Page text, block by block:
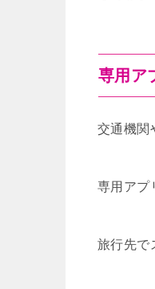
専用ア
交通機関
専用アプ
旅行先で